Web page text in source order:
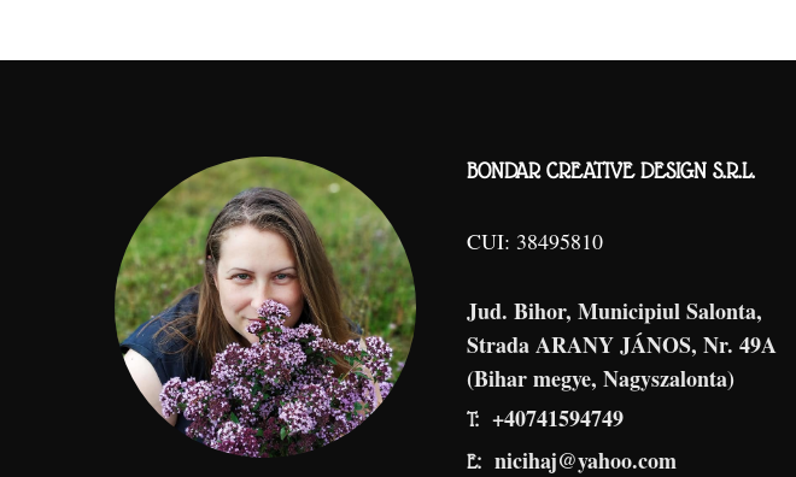
BONDAR CREATIVE DESIGN S.R.L.
CUI: 38495810
Jud. Bihor, Municipiul Salonta,
Strada ARANY JÁNOS, Nr. 49A
(Bihar megye, Nagyszalonta)
T: +40741594749
E: nicihaj@yahoo.com